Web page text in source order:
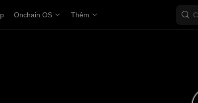
Onchain OS Thêm